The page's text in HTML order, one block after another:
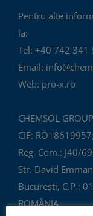
Pentru alte
la:
Tel: +40 742 341
Email:
Web: pro-x.ro
CHEMSOL
CIF: RO18619957;
Reg. Com.: J40/
Str. David
București, C.P.:
ROMÂNIA